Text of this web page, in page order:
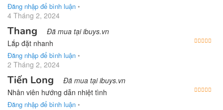
Đăng nhập để bình luận •
4 Tháng 2, 2024
Thang Đã mua tại ibuys.vn
Lắp đặt nhanh
Đăng nhập để bình luận •
2 Tháng 2, 2024
Tiến Long Đã mua tại ibuys.vn
Nhân viên hướng dẫn nhiệt tình
Đăng nhập để bình luận •